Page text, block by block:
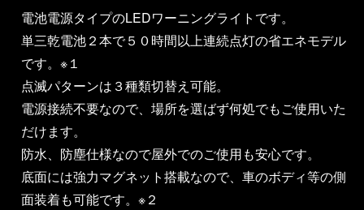
電池電源タイプのLEDワーニングライトです。
単三乾電池２本で５０時間以上連続点灯の省エネモデル
です。※１
点滅パターンは３種類切替え可能。
電源接続不要なので、場所を選ばず何処でもご使用いた
だけます。
防水、防塵仕様なので屋外でのご使用も安心です。
底面には強力マグネット搭載なので、車のボディ等の側
面装着も可能です。※２